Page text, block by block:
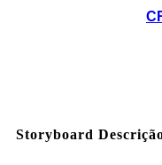
Storyboard